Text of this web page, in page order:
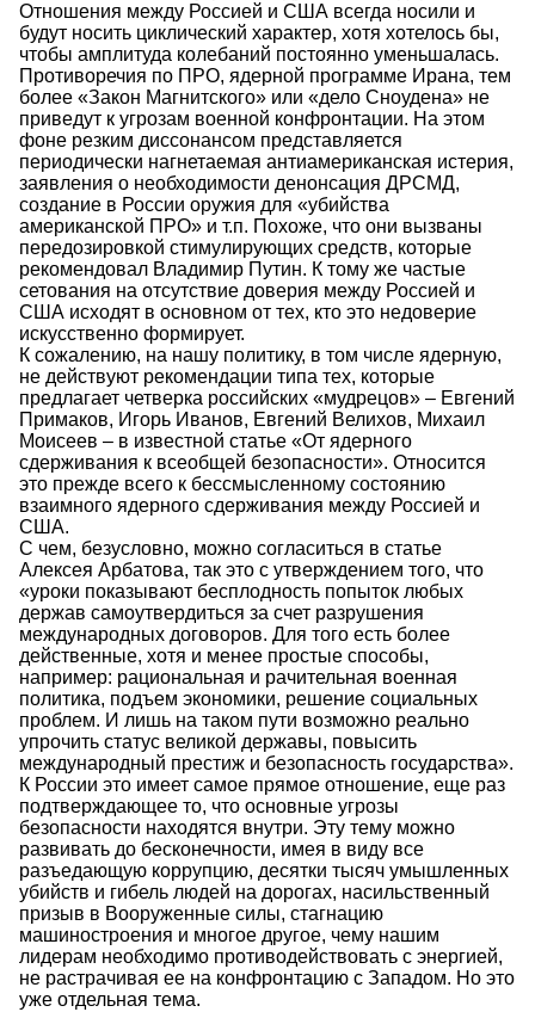
Отношения между Россией и США всегда носили и
будут носить циклический характер, хотя хотелось бы,
чтобы амплитуда колебаний постоянно уменьшалась.
Противоречия по ПРО, ядерной программе Ирана, тем
более «Закон Магнитского» или «дело Сноудена» не
приведут к угрозам военной конфронтации. На этом
фоне резким диссонансом представляется
периодически нагнетаемая антиамериканская истерия,
заявления о необходимости денонсация ДРСМД,
создание в России оружия для «убийства
американской ПРО» и т.п. Похоже, что они вызваны
передозировкой стимулирующих средств, которые
рекомендовал Владимир Путин. К тому же частые
сетования на отсутствие доверия между Россией и
США исходят в основном от тех, кто это недоверие
искусственно формирует.
К сожалению, на нашу политику, в том числе ядерную,
не действуют рекомендации типа тех, которые
предлагает четверка российских «мудрецов» – Евгений
Примаков, Игорь Иванов, Евгений Велихов, Михаил
Моисеев – в известной статье «От ядерного
сдерживания к всеобщей безопасности». Относится
это прежде всего к бессмысленному состоянию
взаимного ядерного сдерживания между Россией и
США.
С чем, безусловно, можно согласиться в статье
Алексея Арбатова, так это с утверждением того, что
«уроки показывают бесплодность попыток любых
держав самоутвердиться за счет разрушения
международных договоров. Для того есть более
действенные, хотя и менее простые способы,
например: рациональная и рачительная военная
политика, подъем экономики, решение социальных
проблем. И лишь на таком пути возможно реально
упрочить статус великой державы, повысить
международный престиж и безопасность государства».
К России это имеет самое прямое отношение, еще раз
подтверждающее то, что основные угрозы
безопасности находятся внутри. Эту тему можно
развивать до бесконечности, имея в виду все
разъедающую коррупцию, десятки тысяч умышленных
убийств и гибель людей на дорогах, насильственный
призыв в Вооруженные силы, стагнацию
машиностроения и многое другое, чему нашим
лидерам необходимо противодействовать с энергией,
не растрачивая ее на конфронтацию с Западом. Но это
уже отдельная тема.